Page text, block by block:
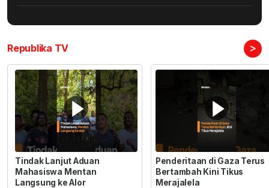
Republika TV >
Tindak Lanjut Aduan
Mahasiswa Mentan
Langsung ke Alor
Penderitaan di Gaza Terus
Bertambah Kini Tikus
Merajalela